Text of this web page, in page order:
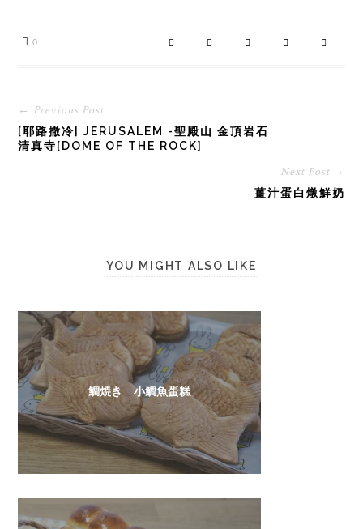
0
← Previous Post
[耶路撒冷] JERUSALEM -聖殿山 金頂岩石
清真寺[DOME OF THE ROCK]
Next Post →
薑汁蛋白燉鮮奶
YOU MIGHT ALSO LIKE
鯛焼き 小鯛魚蛋糕